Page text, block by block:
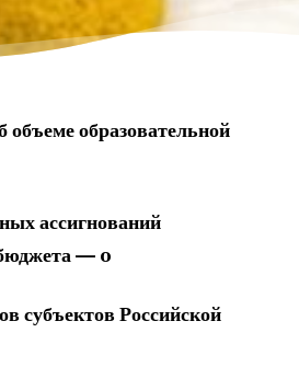
образовательной
ассигнований
— 0
субъектов Российской